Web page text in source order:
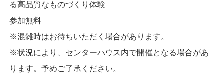
る高品質なものづくり体験
参加無料
※混雑時はお待ちいただく場合があります。
※状況により、センターハウス内で開催となる場合があ
ります。予めご了承ください。